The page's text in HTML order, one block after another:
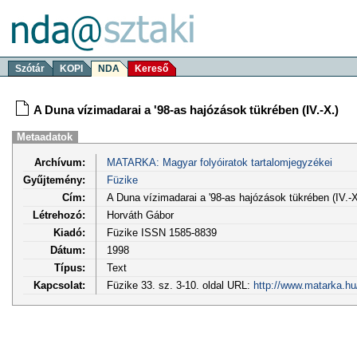
Szótár KOPI NDA Kereső
A Duna vízimadarai a '98-as hajózások tükrében (IV.-X.)
Metaadatok
Archívum:
MATARKA: Magyar folyóiratok tartalomjegyzékei
Gyűjtemény:
Füzike
Cím:
A Duna vízimadarai a '98-as hajózások tükrében (IV.-
Létrehozó:
Horváth Gábor
Kiadó:
Füzike ISSN 1585-8839
Dátum:
1998
Típus:
Text
Kapcsolat:
Füzike 33. sz. 3-10. oldal URL: http://